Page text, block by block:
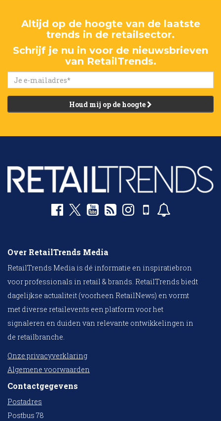
Altijd op de hoogte van de laatste
trends in de retailsector.
Schrijf je nu in voor de nieuwsbrieven
van RetailTrends.
Houd mij op de hoogte
Over RetailTrends Media
RetailTrends Media is dé informatie en inspiratiebron
voor professionals in retail & brands. RetailTrends biedt
dagelijkse actualiteit (voorheen RetailNews) en vormt
met diverse retailevents een platform voor het
signaleren en duiden van relevante ontwikkelingen in
de retailbranche.
Onze privacyverklaring
Algemene voorwaarden
Contactgegevens
Postadres
Postbus 78